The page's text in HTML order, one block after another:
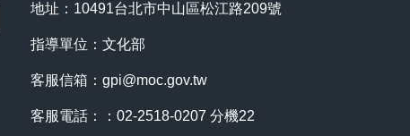
地址：10491台北市中山區松江路209號
指導單位：文化部
客服信箱： gpi@moc.gov.tw
客服電話：：02-2518-0207 分機22